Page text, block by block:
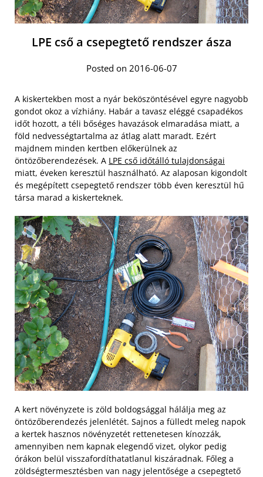
LPE cső a csepegtető rendszer ásza
Posted on 2016-06-07
A kiskertekben most a nyár beköszöntésével egyre nagyobb
gondot okoz a vízhiány. Habár a tavasz eléggé csapadékos
időt hozott, a téli bőséges havazások elmaradása miatt, a
föld nedvességtartalma az átlag alatt maradt. Ezért
majdnem minden kertben előkerülnek az
öntözőberendezések. A LPE cső időtálló tulajdonságai
miatt, éveken keresztül használható. Az alaposan kigondolt
és megépített csepegtető rendszer több éven keresztül hű
társa marad a kiskerteknek.
A kert növényzete is zöld boldogsággal hálálja meg az
öntözőberendezés jelenlétét. Sajnos a fülledt meleg napok
a kertek hasznos növényzetét rettenetesen kínozzák,
amennyiben nem kapnak elegendő vizet, olykor pedig
órákon belül visszafordíthatatlanul kiszáradnak. Főleg a
zöldségtermesztésben van nagy jelentősége a csepegtető